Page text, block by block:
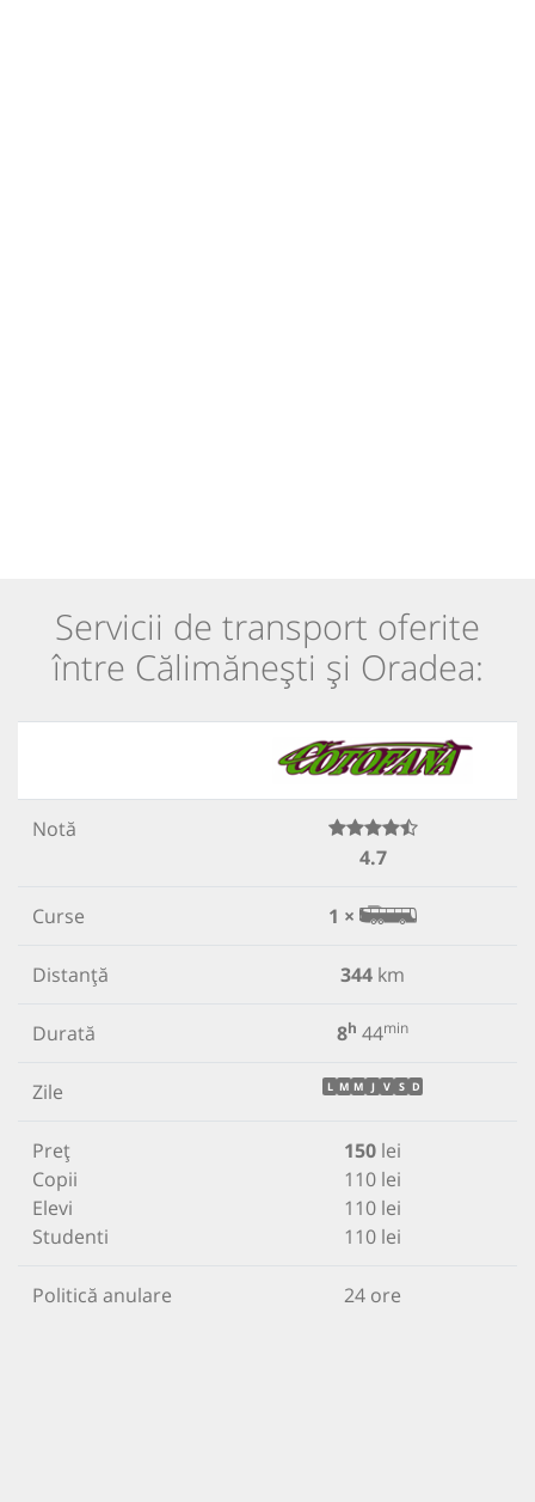
Servicii de transport oferite
între Călimănești și Oradea:
Notă
4.7
Curse 1 ×
Distanță 344 km
Durată 8h 44min
Zile L M M J V S D
Preț
Copii
Elevi
Studenti
150 lei
110 lei
110 lei
110 lei
Politică anulare 24 ore